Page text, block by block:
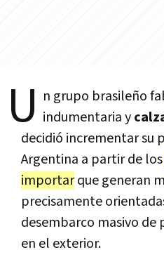
U n grupo brasileño
indumentaria y
decidió incrementar su
Argentina a partir de los
importarque generan
precisamente
desembarco masivo
en el exterior.